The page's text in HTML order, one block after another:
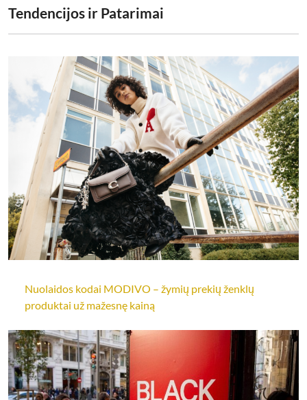
Tendencijos ir Patarimai
Nuolaidos kodai MODIVO – žymių prekių ženklų
produktai už mažesnę kainą